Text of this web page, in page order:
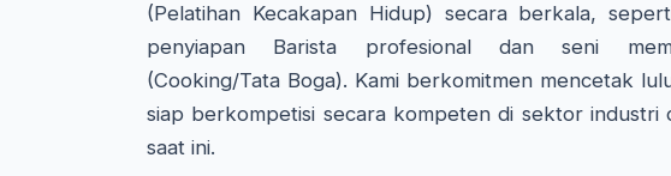
(Pelatihan Kecakapan Hidup) secara berkala,
penyiapan Barista profesional dan seni
(Cooking/Tata Boga). Kami berkomitmen mencetak
siap berkompetisi secara kompeten di sektor industri
saat ini.